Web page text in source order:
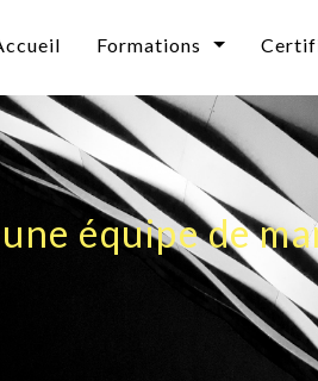
Formations
Bureautique
Technologies &
CAO / DAO / PAO /
Développement
Web & Réseaux Sociaux
Informatique
équipe de